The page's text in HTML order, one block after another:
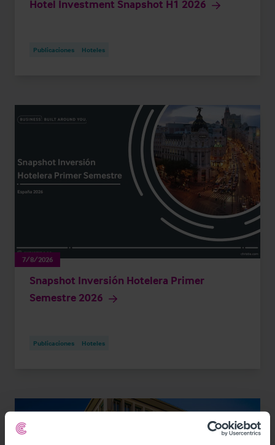
Hotel Investment Snapshot H1 2026
Publicaciones Hoteles
7/8/2026
Snapshot Inversión Hotelera Primer
Semestre 2026
Publicaciones Hoteles